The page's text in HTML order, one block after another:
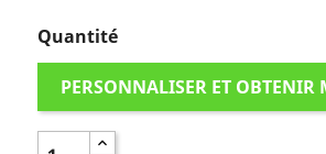
Quantité
PERSONNALISER ET OBTENIR